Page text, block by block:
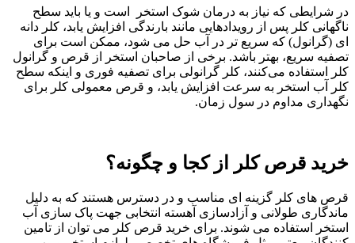
در شرایطی که نیاز به درمان شوک استخر است و یا باید سطح
ناگهانی کلر پس از رویدادهایی مانند بارندگی افزایش یابد، کلر دانه‌
ای (گرانول) که سریع‌ تر در آب حل می‌ شود، ممکن است برای
تصفیه سریع، بهتر باشد. برخی از صاحبان استخر از قرص و گرانول
کلر استفاده می‌کنند، کلر گرانولی برای تصفیه فوری و اینکه سطح
کلر آب استخر به سرعت افزایش یابد، و قرص معمولی کلر برای
نگهداری مداوم در سول زمان.
خرید قرص کلر از کجا و چگونه؟
قرص‌ های کلر گزینه ای مناسب و در دسترس هستند که به دلیل
ماندگاری طولانی و آزادسازی آهسته انتخابی جهت پاک سازی آب
استخر استفاده می شوند. برای خرید قرص کلر می‌ توان از تامین‌